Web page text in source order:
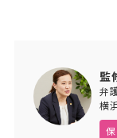
監
弁
横